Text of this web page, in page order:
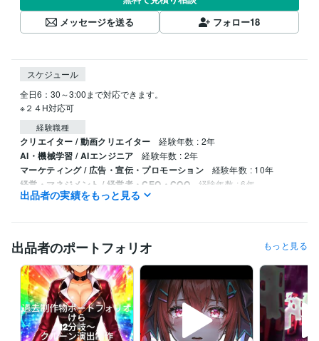
メッセージを送る
フォロー18
スケジュール
全日6：30～3:00まで対応できます。
※２４H対応可
経験職種
クリエイター / 動画クリエイター 経験年数 : 2年
AI・機械学習 / AIエンジニア 経験年数 : 2年
マーケティング / 広告・宣伝・プロモーション 経験年数 : 10年
経営・マネジメント / 経営者・CEO・COO 経験年数 : 6年
人事 / 制度企画・組織開発 経験年数 : 4年
受賞歴
（2か月目～） ココナラプラチナランク（3か月目～）
ココナラプラ
チナランク（4か月目～） ココナラプラチナランク（5 か月目～）
ココナラプラチナランク（６か月目～） プロクラウドワーカー認定
プログラミング言語・フレームワーク
Google Apps Script:5年HTML:4年Java:3年 JavaScript:3年 Python:5年
VBA:3年Next.js:1年 Node.js:1年Nuxt.js:2年Linux:5年shell:5年
出品者の実績をもっと見る
出品者のポートフォリオ もっと見る